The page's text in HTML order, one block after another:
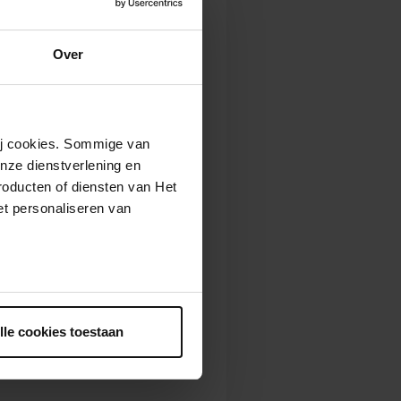
Over
cookies. Sommige van
dienstverlening en
of diensten van Het
personaliseren van
cookies toestaan
concert
Steckel
veelgeprezen
de Kleine
door en